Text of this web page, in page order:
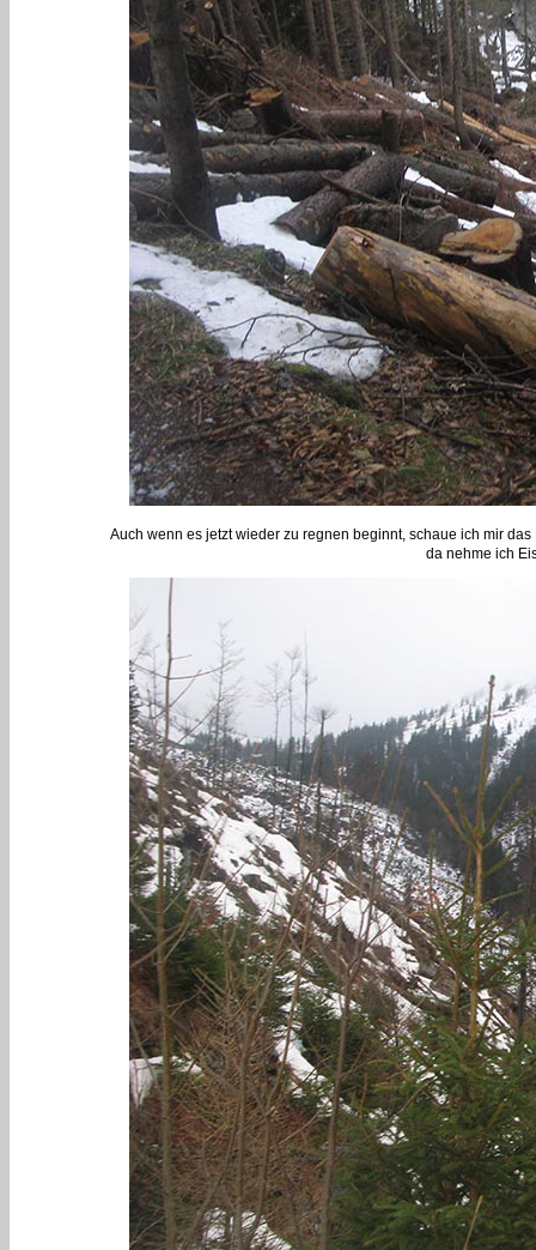
Auch wenn es jetzt wieder zu regnen beginnt, schaue ich mir
da nehme ich